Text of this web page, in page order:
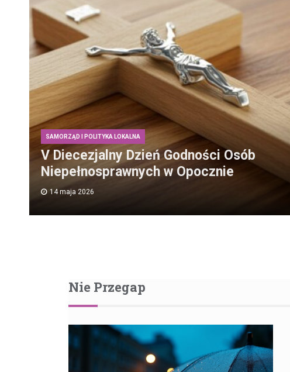
SAMORZĄD I POLITYKA LOKALNA
V Diecezjalny Dzień Godności Osób
Niepełnosprawnych w Opocznie
14 maja 2026
Nie Przegap